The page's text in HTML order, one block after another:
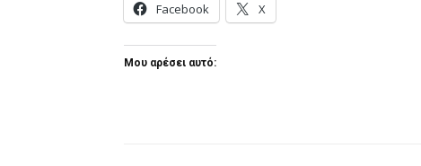
Facebook X
Μου αρέσει αυτό: